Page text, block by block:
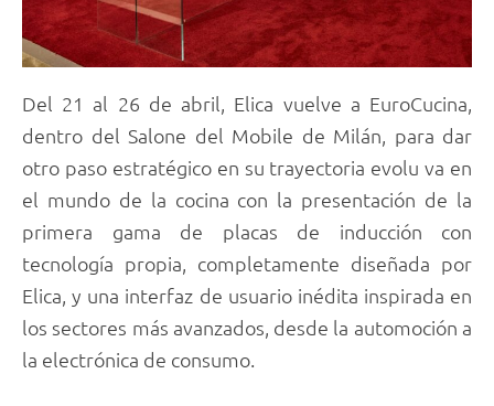
Del 21 al 26 de abril, Elica vuelve a EuroCucina,
dentro del Salone del Mobile de Milán, para dar
otro paso estratégico en su trayectoria evolu va en
el mundo de la cocina con la presentación de la
primera gama de placas de inducción con
tecnología propia, completamente diseñada por
Elica, y una interfaz de usuario inédita inspirada en
los sectores más avanzados, desde la automoción a
la electrónica de consumo.